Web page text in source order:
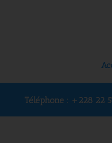
Téléphone : +228 22